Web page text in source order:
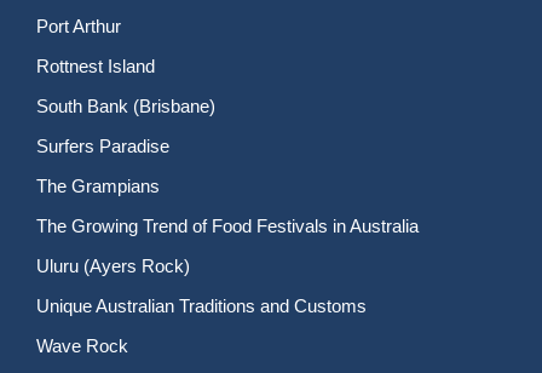
Port Arthur
Rottnest Island
South Bank (Brisbane)
Surfers Paradise
The Grampians
The Growing Trend of Food Festivals in Australia
Uluru (Ayers Rock)
Unique Australian Traditions and Customs
Wave Rock